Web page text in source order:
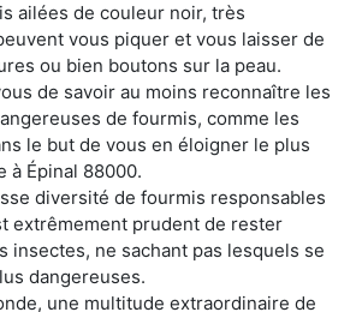
ailées de couleur noir, très
vous piquer et vous laisser de
ou bien boutons sur la peau.
de savoir au moins reconnaître les
de fourmis, comme les
le but de vous en éloigner le plus
à Épinal 88000.
diversité de fourmis responsables
extrêmement prudent de rester
insectes, ne sachant pas lesquels se
dangereuses.
une multitude extraordinaire de